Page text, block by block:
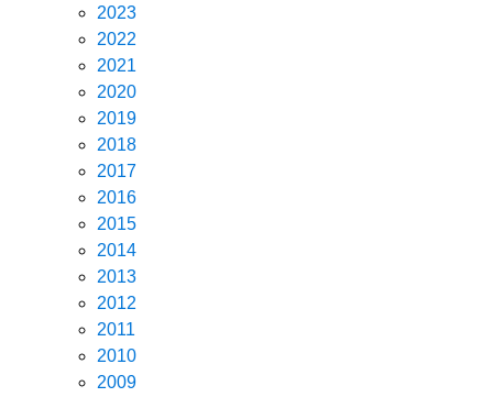
2023
2022
2021
2020
2019
2018
2017
2016
2015
2014
2013
2012
2011
2010
2009